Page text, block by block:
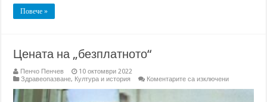
Повече »
Цената на „безплатното“
Пенчо Пенчев
10 октомври 2022
Здравеопазване, Култура и история Коментарите са изключениза